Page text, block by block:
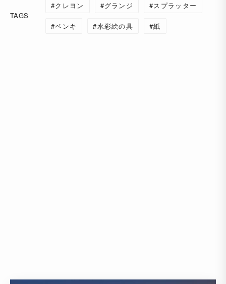
TAGS
クレヨン グランジ スプラッター
ペンキ 水彩絵の具 紙